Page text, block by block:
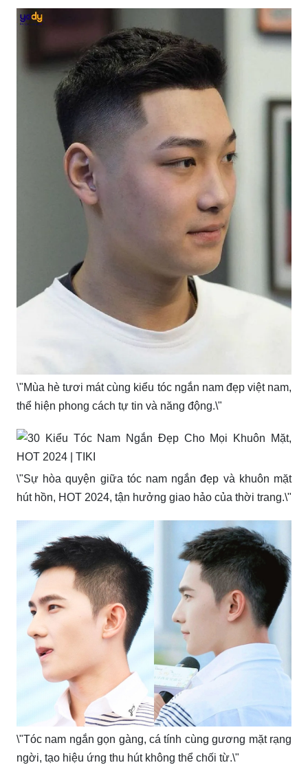
\"Mùa hè tươi mát cùng kiểu tóc ngắn nam đẹp việt nam,
thể hiện phong cách tự tin và năng động.\"
\"Sự hòa quyện giữa tóc nam ngắn đẹp và khuôn mặt
hút hồn, HOT 2024, tận hưởng giao hảo của thời trang.\"
\"Tóc nam ngắn gọn gàng, cá tính cùng gương mặt rạng
ngời, tạo hiệu ứng thu hút không thể chối từ.\"